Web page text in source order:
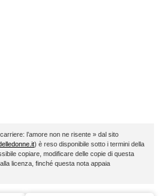
l’amore non ne risente » dal sito
) è reso disponibile sotto i termini della
copiare, modificare delle copie di questa
licenza, finché questa nota appaia